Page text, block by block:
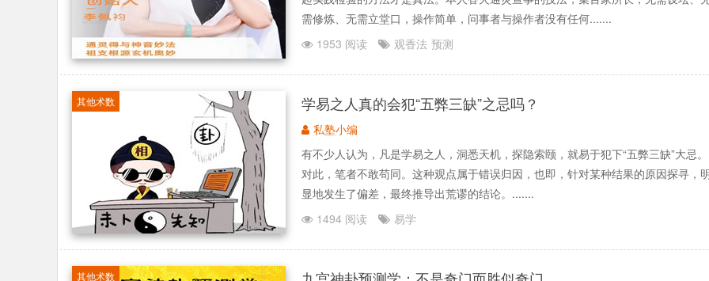
需修炼、无需立堂口，操作简单，问事者与操作者没有任何.......
1953 阅读
观香法 预测
其他术数 学易之人真的会犯“五弊三缺”之忌吗？
私塾小编
有不少人认为，凡是学易之人，洞悉天机，探隐索颐，就易于犯下“五弊三缺”大忌。
对此，笔者不敢苟同。这种观点属于错误归因，也即，针对某种结果的原因探寻，
显地发生了偏差，最终推导出荒谬的结论。.......
1494 阅读
易学
其他术数